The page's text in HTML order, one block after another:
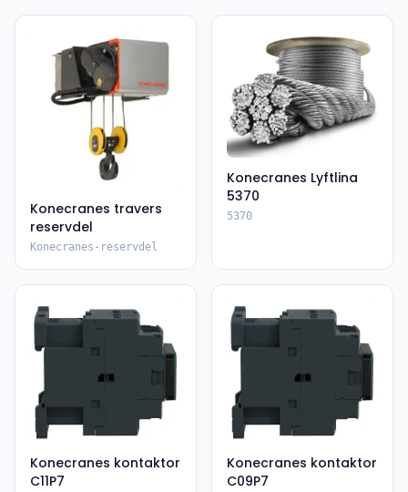
Konecranes travers
reservdel
Konecranes-reservdel
Konecranes Lyftlina
5370
5370
Konecranes kontaktor
C11P7
Konecranes kontaktor
C09P7